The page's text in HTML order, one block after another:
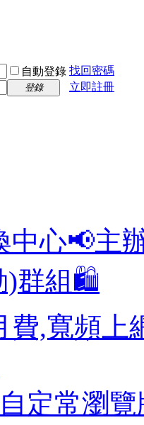
自動登錄 找回密碼
登錄 立即註冊
中心📢主
)群組🛍️
費,寬頻上
自定常瀏